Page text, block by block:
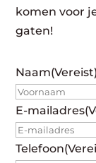
komen voor
gaten!
Naam(Vereist)
E-mailadres
Telefoon